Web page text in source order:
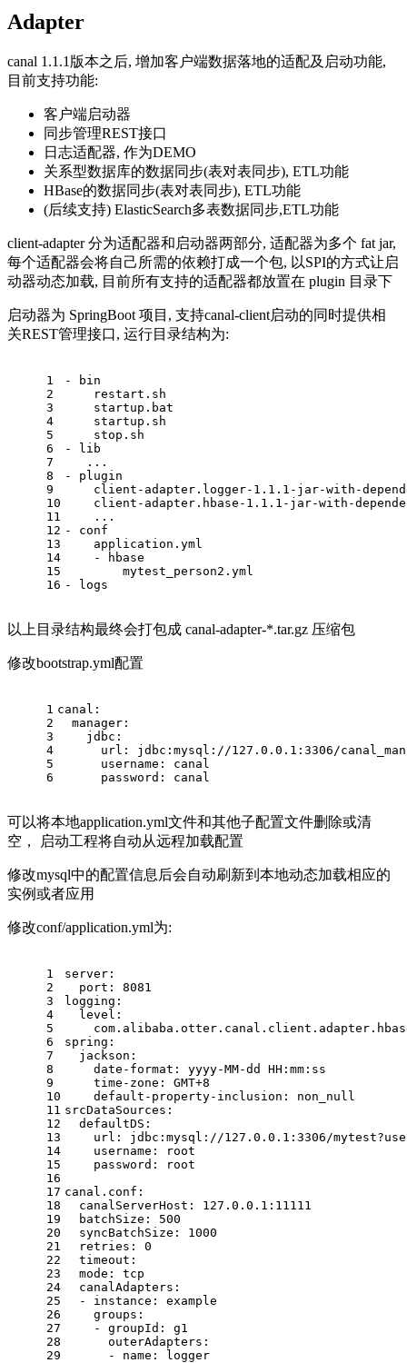
Adapter
canal 1.1.1版本之后, 增加客户端数据落地的适配及启动功能,
目前支持功能:
客户端启动器
同步管理REST接口
日志适配器, 作为DEMO
关系型数据库的数据同步(表对表同步), ETL功能
HBase的数据同步(表对表同步), ETL功能
(后续支持) ElasticSearch多表数据同步,ETL功能
client-adapter 分为适配器和启动器两部分, 适配器为多个 fat jar,
每个适配器会将自己所需的依赖打成一个包, 以SPI的方式让启
动器动态加载, 目前所有支持的适配器都放置在 plugin 目录下
启动器为 SpringBoot 项目, 支持canal-client启动的同时提供相
关REST管理接口, 运行目录结构为:
1
2
3
4
5
6
7
8
9
10
11
12
13
14
15
16
- bin
    restart.sh
    startup.bat
    startup.sh
    stop.sh
- lib
   ...
- plugin
client-adapter.logger-1.1.1-jar-with-
client-adapter.hbase-1.1.1-jar-with-
    ...
- conf
    application.yml
    - hbase
        mytest_person2.yml
- logs
以上目录结构最终会打包成 canal-adapter-*.tar.gz 压缩包
修改bootstrap.yml配置
1
2
3
4
5
6
canal:
  manager:
    jdbc:
url: jdbc:mysql://127.0.0.1:3306/
      username: canal
      password: canal
可以将本地application.yml文件和其他子配置文件删除或清
空， 启动工程将自动从远程加载配置
修改mysql中的配置信息后会自动刷新到本地动态加载相应的
实例或者应用
修改conf/application.yml为:
1
2
3
4
5
6
7
8
9
10
11
12
13
14
15
16
17
18
19
20
21
22
23
24
25
26
27
28
29
server:
  port: 8081
logging:
  level:
spring:
  jackson:
    date-format: yyyy-MM-dd HH:mm:ss
    time-zone: GMT+8
    default-property-inclusion: non_null
srcDataSources:
  defaultDS:
url: jdbc:mysql://127.0.0.1:3306/
    username: root
    password: root
canal.conf:
  canalServerHost: 127.0.0.1:11111
  batchSize: 500
  syncBatchSize: 1000
  retries: 0
  timeout:
  mode: tcp
  canalAdapters:
  - instance: example
    groups:
    - groupId: g1
      outerAdapters:
      - name: logger